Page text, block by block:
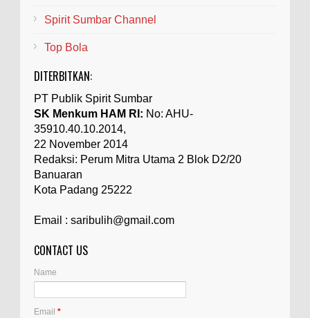
Spirit Sumbar Channel
Top Bola
DITERBITKAN:
PT Publik Spirit Sumbar
SK Menkum HAM RI: No: AHU-
35910.40.10.2014,
22 November 2014
Redaksi: Perum Mitra Utama 2 Blok D2/20
Banuaran
Kota Padang 25222
Email : saribulih@gmail.com
CONTACT US
Name
Email *